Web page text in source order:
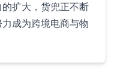
扩大，货兜正不断
成为跨境电商与物